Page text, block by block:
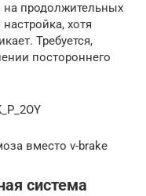
на продолжительных
хотя
Требуется,
постороннего
вместо v-brake
система